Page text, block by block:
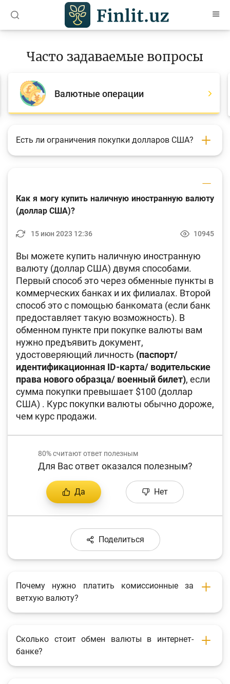
Учебные материалы
Проекты
Опросы
О проекте
Поиск по сайту
Карта сайта
Часто задаваемые вопросы
Валютные операции
Есть ли ограничения покупки долларов США?
Как я могу купить наличную иностранную валюту
(доллар США)?
15 июн 2023 12:36 10945
Вы можете купить наличную иностранную
валюту (доллар США) двумя способами.
Первый способ это через обменные пункты в
коммерческих банках и их филиалах. Второй
способ это с помощью банкомата (если банк
предоставляет такую возможность). В
обменном пункте при покупке валюты вам
нужно предъявить документ,
удостоверяющий личность (паспорт/
идентификационная ID-карта/ водительские
права нового образца/ военный билет), если
сумма покупки превышает $100 (доллар
США) . Курс покупки валюты обычно дороже,
чем курс продажи.
80%считают ответ полезным
Для Вас ответ оказался полезным?
Да Нет
Поделиться
Почему нужно платить комиссионные за
ветхую валюту?
Сколько стоит обмен валюты в интернет-
банке?